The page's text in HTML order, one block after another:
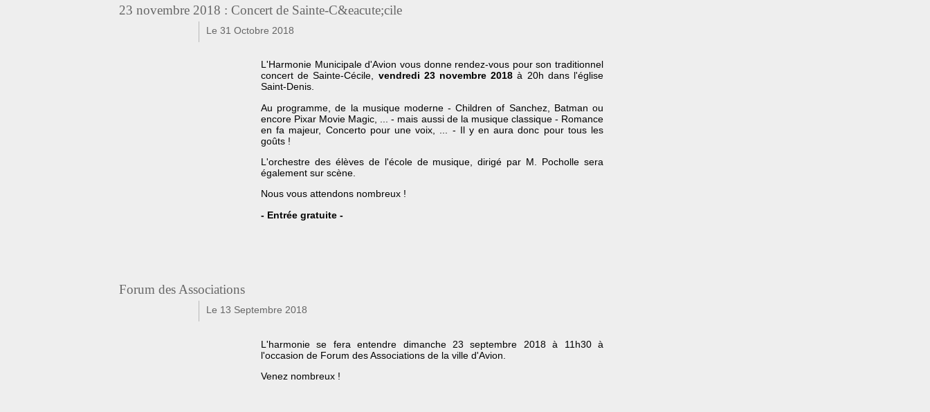
23 novembre 2018 : Concert de Sainte-C&eacute;cile
Le 31 Octobre 2018
L'Harmonie Municipale d'Avion vous donne rendez-vous pour son traditionnel
concert de Sainte-Cécile, vendredi 23 novembre 2018 à 20h dans l'église
Saint-Denis.
Au programme, de la musique moderne - Children of Sanchez, Batman ou
encore Pixar Movie Magic, ... - mais aussi de la musique classique - Romance
en fa majeur, Concerto pour une voix, ... - Il y en aura donc pour tous les
goûts !
L'orchestre des élèves de l'école de musique, dirigé par M. Pocholle sera
également sur scène.
Nous vous attendons nombreux !
- Entrée gratuite -
Forum des Associations
Le 13 Septembre 2018
L'harmonie se fera entendre dimanche 23 septembre 2018 à 11h30 à
l'occasion de Forum des Associations de la ville d'Avion.
Venez nombreux !